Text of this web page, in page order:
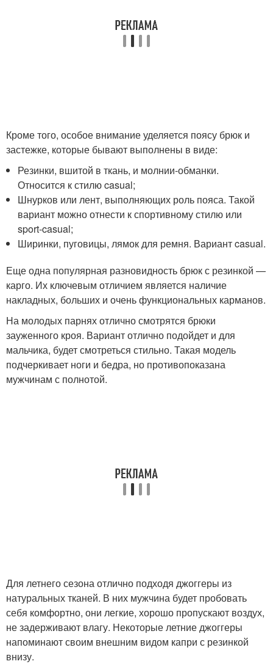
Кроме того, особое внимание уделяется поясу брюк и
застежке, которые бывают выполнены в виде:
Резинки, вшитой в ткань, и молнии-обманки.
Относится к стилю casual;
Шнурков или лент, выполняющих роль пояса. Такой
вариант можно отнести к спортивному стилю или
sport-casual;
Ширинки, пуговицы, лямок для ремня. Вариант casual.
Еще одна популярная разновидность брюк с резинкой —
карго. Их ключевым отличием является наличие
накладных, больших и очень функциональных карманов.
На молодых парнях отлично смотрятся брюки
зауженного кроя. Вариант отлично подойдет и для
мальчика, будет смотреться стильно. Такая модель
подчеркивает ноги и бедра, но противопоказана
мужчинам с полнотой.
Для летнего сезона отлично подходя джоггеры из
натуральных тканей. В них мужчина будет пробовать
себя комфортно, они легкие, хорошо пропускают воздух,
не задерживают влагу. Некоторые летние джоггеры
напоминают своим внешним видом капри с резинкой
внизу.